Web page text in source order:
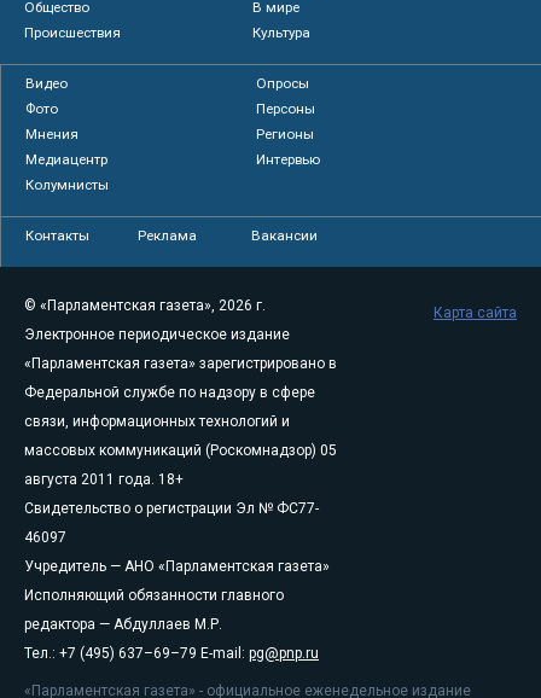
Общество
В мире
Происшествия
Культура
Видео
Опросы
Фото
Персоны
Мнения
Регионы
Медиацентр
Интервью
Колумнисты
Контакты Реклама Вакансии
© «Парламентская газета», 2026 г.
Электронное периодическое издание
«Парламентская газета» зарегистрировано в
Федеральной службе по надзору в сфере
связи, информационных технологий и
массовых коммуникаций (Роскомнадзор) 05
августа 2011 года. 18+
Свидетельство о регистрации Эл № ФС77-
46097
Учредитель — АНО «Парламентская газета»
Исполняющий обязанности главного
редактора — Абдуллаев М.Р.
Тел.: +7 (495) 637–69–79 E-mail: pg@pnp.ru
«Парламентская газета» - официальное еженедельное издание
Карта сайта